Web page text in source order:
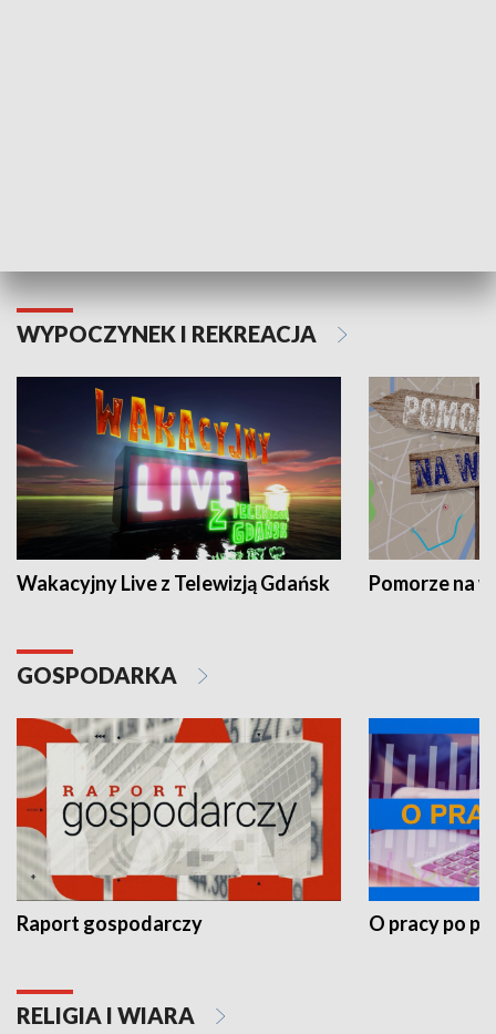
WYPOCZYNEK I REKREACJA
Wakacyjny Live z Telewizją Gdańsk Pomorze na
GOSPODARKA
Raport gospodarczy O pracy po
RELIGIA I WIARA